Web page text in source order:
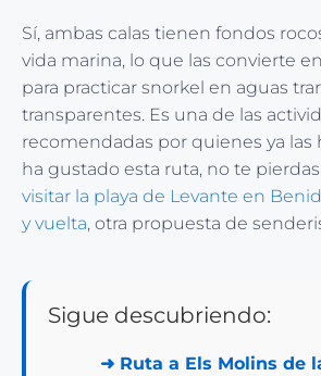
Sí, ambas calas tienen fondos
vida marina, lo que las convierte
para practicar snorkel en aguas
transparentes. Es una de las
recomendadas por quienes ya las
ha gustado esta ruta, no te
visitar la playa de Levante en
y vuelta, otra propuesta de
Sigue descubriendo:
➜ Ruta a Els Molins de